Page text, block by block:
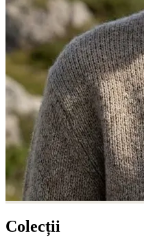
Colecții